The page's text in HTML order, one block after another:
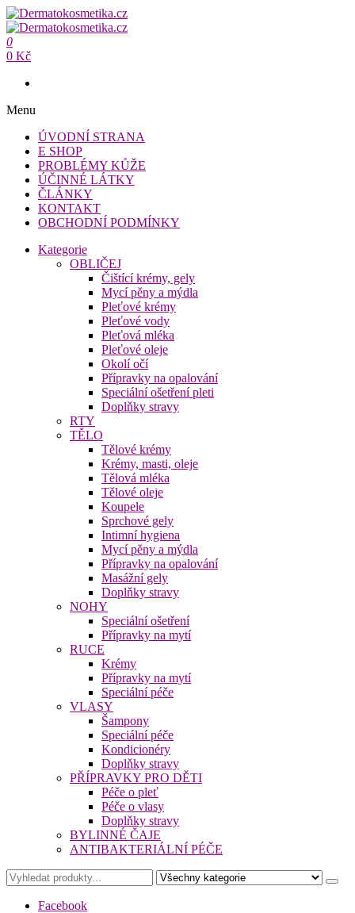
Přeskočit
na
obsah
Dermatokosmetika.cz
Dermatokosmetika.cz
0
0 Kč
Menu
ÚVODNÍ STRANA
E SHOP
PROBLÉMY KŮŽE
ÚČINNÉ LÁTKY
ČLÁNKY
KONTAKT
OBCHODNÍ PODMÍNKY
Kategorie
OBLIČEJ
Čištící krémy, gely
Mycí pěny a mýdla
Pleťové krémy
Pleťové vody
Pleťová mléka
Pleťové oleje
Okolí očí
Přípravky na opalování
Speciální ošetření pleti
Doplňky stravy
RTY
TĚLO
Tělové krémy
Krémy, masti, oleje
Tělová mléka
Tělové oleje
Koupele
Sprchové gely
Intimní hygiena
Mycí pěny a mýdla
Přípravky na opalování
Masážní gely
Doplňky stravy
NOHY
Speciální ošetření
Přípravky na mytí
RUCE
Krémy
Přípravky na mytí
Speciální péče
VLASY
Šampony
Speciální péče
Kondicionéry
Doplňky stravy
PŘÍPRAVKY PRO DĚTI
Péče o pleť
Péče o vlasy
Doplňky stravy
BYLINNÉ ČAJE
ANTIBAKTERIÁLNÍ PÉČE
Facebook